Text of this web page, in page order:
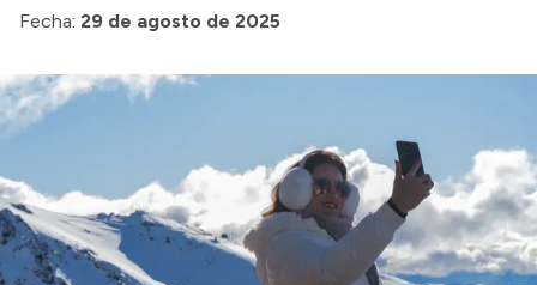
Compras y licitaciones
Consulta de expedientes
Consulta de pago a proveedores
Intranet
Login
Fecha: 29 de agosto de 2025